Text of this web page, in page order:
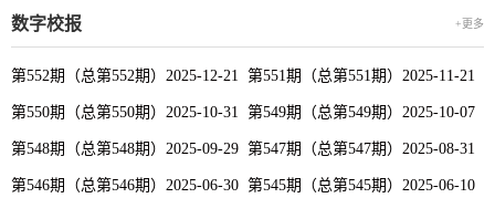
+更多
数字校报
第552期（总第552期）2025-12-21 第551期（总第551期）2025-11-21
第550期（总第550期）2025-10-31 第549期（总第549期）2025-10-07
第548期（总第548期）2025-09-29 第547期（总第547期）2025-08-31
第546期（总第546期）2025-06-30 第545期（总第545期）2025-06-10